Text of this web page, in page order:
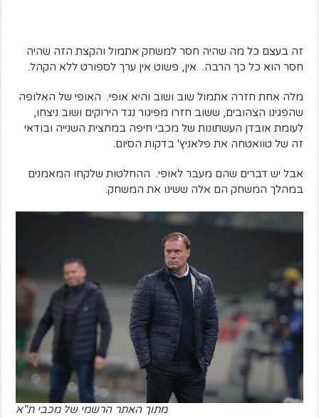
זה בעצם כל מה שהיה חסר למשחק אתמול והקצת הזה שהיה
חסר הוא כל כך הרבה. אין, פשוט אין ערך לספורט ללא הקהל.
מלה אחת חזרה אתמול שוב ושוב והיא אופי. האופי של האלופה
שהפגינו הצהובים, ששוב חזרו מפיגור נגד הירוקים ושוב ניצחו,
לעומת אובדן העשתונות של מכבי חיפה במחצית השנייה ובודאי
זה של טוואטחה את פלאניץ' בדקות הסיום.
אבל יש דברים שהם מעבר לאופי. ההחלטות שלקחו המאמנים
במהלך המשחק הם אלה ששינו את המשחק.
מתוך האתר הרשמי של מכבי ת"א